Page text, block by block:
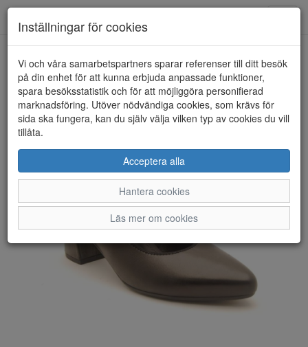
HEM GABOR
Inställningar för cookies
Vi och våra samarbetspartners sparar referenser till ditt besök
på din enhet för att kunna erbjuda anpassade funktioner,
spara besöksstatistik och för att möjliggöra personifierad
marknadsföring. Utöver nödvändiga cookies, som krävs för
sida ska fungera, kan du själv välja vilken typ av cookies du vill
tillåta.
Acceptera alla
Hantera cookies
Läs mer om cookies